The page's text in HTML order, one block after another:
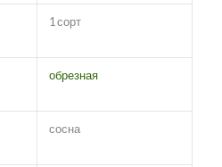
1 сорт
обрезная
сосна